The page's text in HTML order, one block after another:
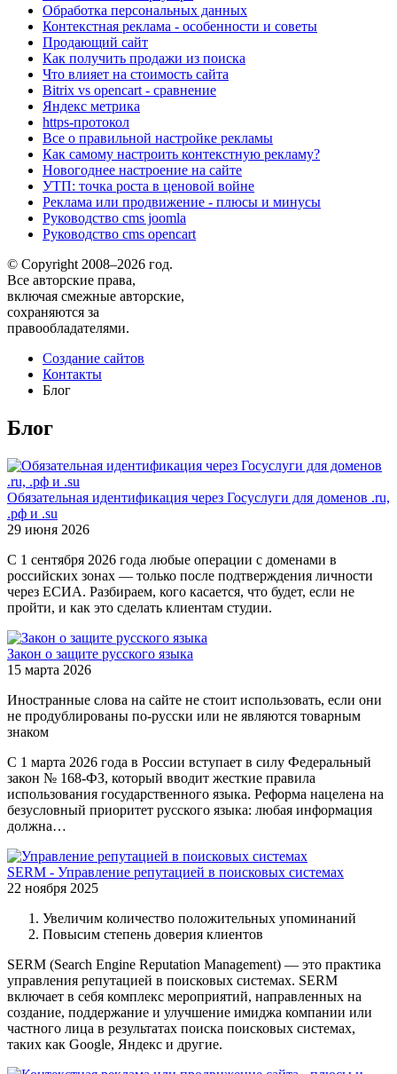
Обработка персональных данных
Контекстная реклама - особенности и советы
Продающий сайт
Как получить продажи из поиска
Что влияет на стоимость сайта
Bitrix vs opencart - сравнение
Яндекс метрика
https-протокол
Все о правильной настройке рекламы
Как самому настроить контекстную рекламу?
Новогоднее настроение на сайте
УТП: точка роста в ценовой войне
Реклама или продвижение - плюсы и минусы
Руководство cms joomla
Руководство cms opencart
© Copyright 2008–2026 год.
Все авторские права,
включая смежные авторские,
сохраняются за
правообладателями.
Создание сайтов
Контакты
Блог
Блог
Обязательная идентификация через Госуслуги для доменов .ru,
.рф и .su
29 июня 2026
С 1 сентября 2026 года любые операции с доменами в
российских зонах — только после подтверждения личности
через ЕСИА. Разбираем, кого касается, что будет, если не
пройти, и как это сделать клиентам студии.
Закон о защите русского языка
15 марта 2026
Иностранные слова на сайте не стоит использовать, если они
не продублированы по-русски или не являются товарным
знаком
С 1 марта 2026 года в России вступает в силу Федеральный
закон № 168-ФЗ, который вводит жесткие правила
использования государственного языка. Реформа нацелена на
безусловный приоритет русского языка: любая информация
должна…
SERM - Управление репутацией в поисковых системах
22 ноября 2025
Увеличим количество положительных упоминаний
Повысим степень доверия клиентов
SERM (Search Engine Reputation Management) — это практика
управления репутацией в поисковых системах. SERM
включает в себя комплекс мероприятий, направленных на
создание, поддержание и улучшение имиджа компании или
частного лица в результатах поиска поисковых системах,
таких как Google, Яндекс и другие.